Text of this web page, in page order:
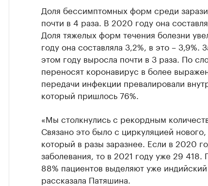
Доля бессимптомных форм среди
почти в 4 раза. В 2020 году она
Доля тяжелых форм течения болезни
году она составляла 3,2%, в это – 3,9%.
этом году выросла почти в 3 раза. По
переносят коронавирус в более
передачи инфекции превалировали
который пришлось 76%.
«Мы столкнулись с рекордным
Связано это было с циркуляцией
который в разы заразнее. Если в 2020
заболевания, то в 2021 году уже 29
88% пациентов выделяют уже
рассказала Патяшина.